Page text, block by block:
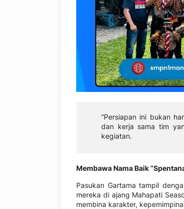
“Persiapan ini bukan
dan kerja sama tim
kegiatan.
Membawa Nama Baik
Pasukan Gartama tampil
mereka di ajang Mahapati
membina karakter,